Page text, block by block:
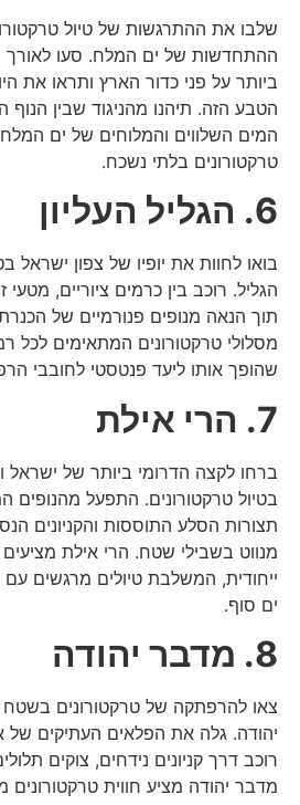
שלבו את ההתרגשות של טיול
ההתחדשות של ים המלח. סעו לאורך
ביותר על פני כדור הארץ ותראו את
הטבע הזה. תיהנו מהניגוד שבין הנוף
המים השלווים והמלוחים של ים
טרקטורונים בלתי נשכח.
6. הגליל העליון
בואו לחוות את יופיו של צפון ישראל
הגליל. רוכב בין כרמים ציוריים, מטעי
תוך הנאה מנופים פנורמיים של
מסלולי טרקטורונים המתאימים לכל
שהופך אותו ליעד פנטסטי לחובבי
7. הרי אילת
ברחו לקצה הדרומי ביותר של ישראל
בטיול טרקטורונים. התפעל מהנופים
תצורות הסלע התוססות והקניונים
מנווט בשבילי שטח. הרי אילת מציעים
ייחודית, המשלבת טיולים מרגשים עם
ים סוף.
8. מדבר יהודה
צאו להרפתקה של טרקטורונים
יהודה. גלה את הפלאים העתיקים של
רוכב דרך קניונים נידחים, צוקים
מדבר יהודה מציע חווית